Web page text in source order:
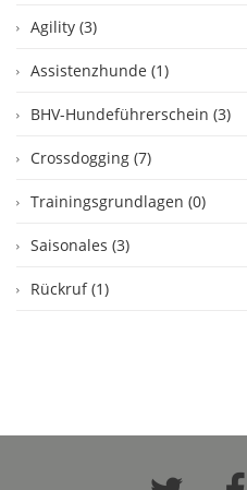
Agility (3)
Assistenzhunde (1)
BHV-Hundeführerschein (3)
Crossdogging (7)
Trainingsgrundlagen (0)
Saisonales (3)
Rückruf (1)